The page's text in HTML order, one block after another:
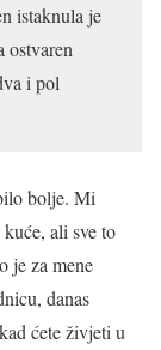
istaknula je
ostvaren
i pol
bolje. Mi
ali sve to
je za mene
danas
ćete živjeti u